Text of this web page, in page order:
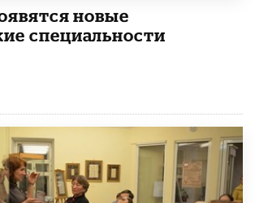
новые
специальности